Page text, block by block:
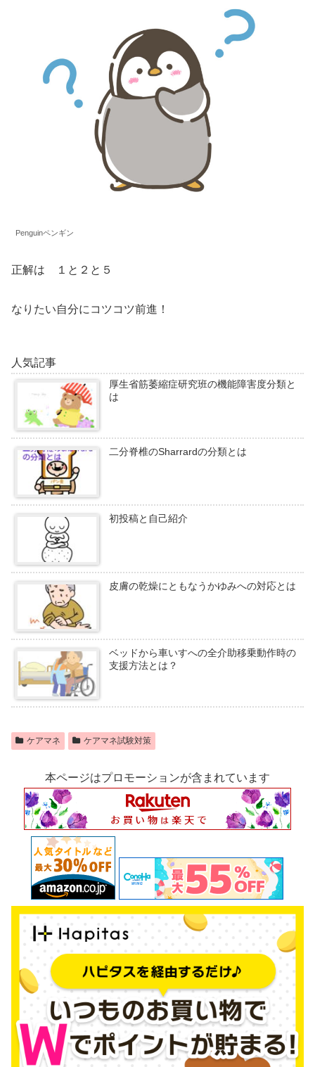
Penguinペンギン
正解は １と２と５
なりたい自分にコツコツ前進！
人気記事
厚生省筋萎縮症研究班の機能障害度分類と
は
二分脊椎のSharrardの分類とは
初投稿と自己紹介
皮膚の乾燥にともなうかゆみへの対応とは
ベッドから車いすへの全介助移乗動作時の
支援方法とは？
ケアマネ ケアマネ試験対策
本ページはプロモーションが含まれています